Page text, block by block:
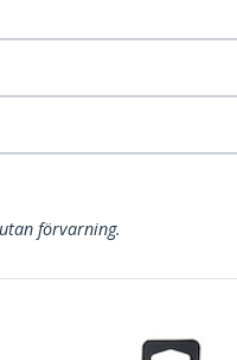
förvarning.